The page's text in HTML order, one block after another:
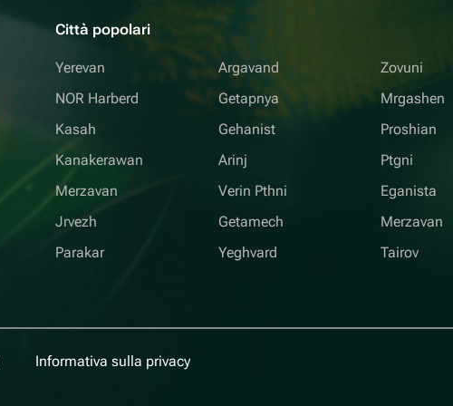
Città popolari
Yerevan
NOR Harberd
Kasah
Kanakerawan
Merzavan
Jrvezh
Parakar
Argavand
Getapnya
Gehanist
Arinj
Verin Pthni
Getamech
Yeghvard
Zovuni
Mrgashen
Proshian
Ptgni
Eganista
Merzavan
Tairov
Informativa sulla privacy